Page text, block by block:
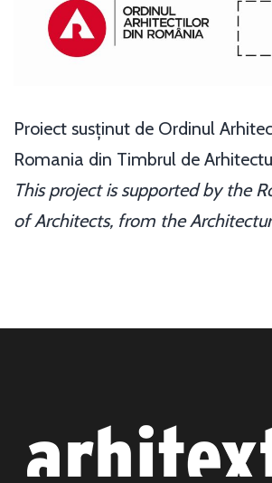
Proiect susținut de Ordinul Arhitec
Romania din Timbrul de
This project is supported by the
of Architects, from the